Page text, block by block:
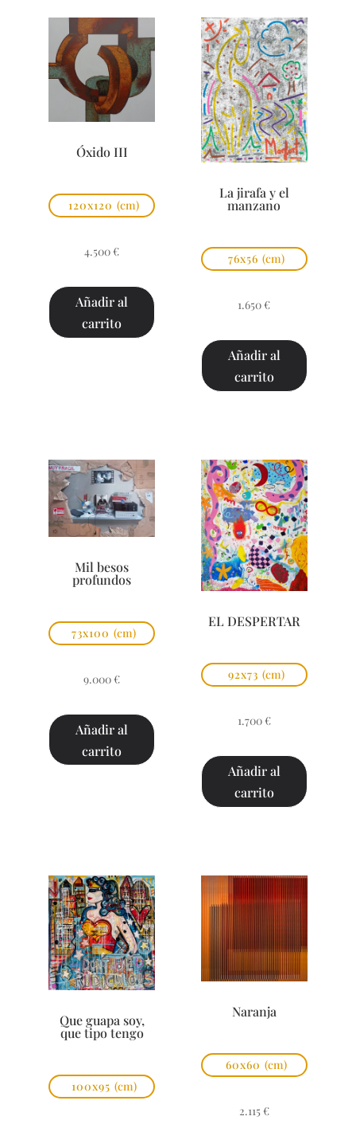
Óxido III
120x120 (cm)
4.500 €
Añadir al
carrito
La jirafa y el
manzano
76x56 (cm)
1.650 €
Añadir al
carrito
Mil besos
profundos
73x100 (cm)
9.000 €
Añadir al
carrito
EL DESPERTAR
92x73 (cm)
1.700 €
Añadir al
carrito
Que guapa soy,
que tipo tengo
100x95 (cm)
Naranja
60x60 (cm)
2.115 €